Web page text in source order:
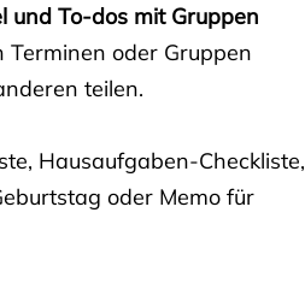
und To-dos mit Gruppen
Terminen oder Gruppen
teilen.
Hausaufgaben-Checkliste,
oder Memo für